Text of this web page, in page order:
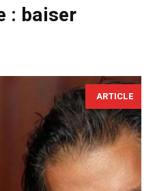
: baiser
ARTICLE